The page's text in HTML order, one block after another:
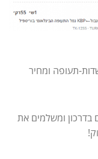
תעופה ומחיר
בדרכון ומשלמים את